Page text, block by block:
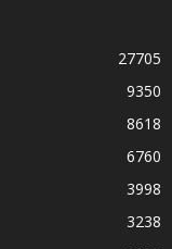
27705
9350
8618
6760
3998
3238